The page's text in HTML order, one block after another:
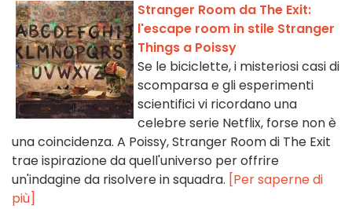
Stranger Room da The Exit:
l'escape room in stile Stranger
Things a Poissy
Se le biciclette, i misteriosi casi di
scomparsa e gli esperimenti
scientifici vi ricordano una
celebre serie Netflix, forse non è
una coincidenza. A Poissy, Stranger Room di The Exit
trae ispirazione da quell'universo per offrire
un'indagine da risolvere in squadra. [Per saperne di
più]